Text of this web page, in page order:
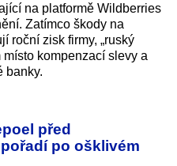
na platformě Wildberries
Zatímco škody na
roční zisk firmy, „ruský
kompenzací slevy a
banky.
před
po ošklivém